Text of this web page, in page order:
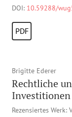
DOI: 10.59288/
PDF
Brigitte Ederer
Rechtliche
Rezensiertes Werk: